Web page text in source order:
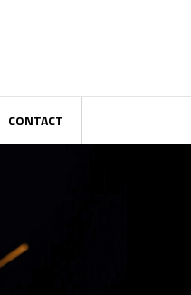
CONTACT